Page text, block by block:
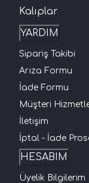
Kalıplar
YARDIM
Sipariş Takibi
Arıza Formu
İade Formu
Müşteri
İletişim
İptal - İade
HESABIM
Üyelik Bilgilerim